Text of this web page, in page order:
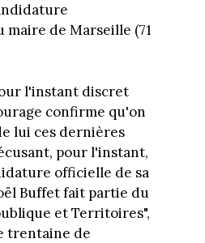
maire de Marseille (71
l'instant discret
confirme qu'on
lui ces dernières
pour l'instant,
officielle de sa
Buffet fait partie du
et Territoires",
trentaine de